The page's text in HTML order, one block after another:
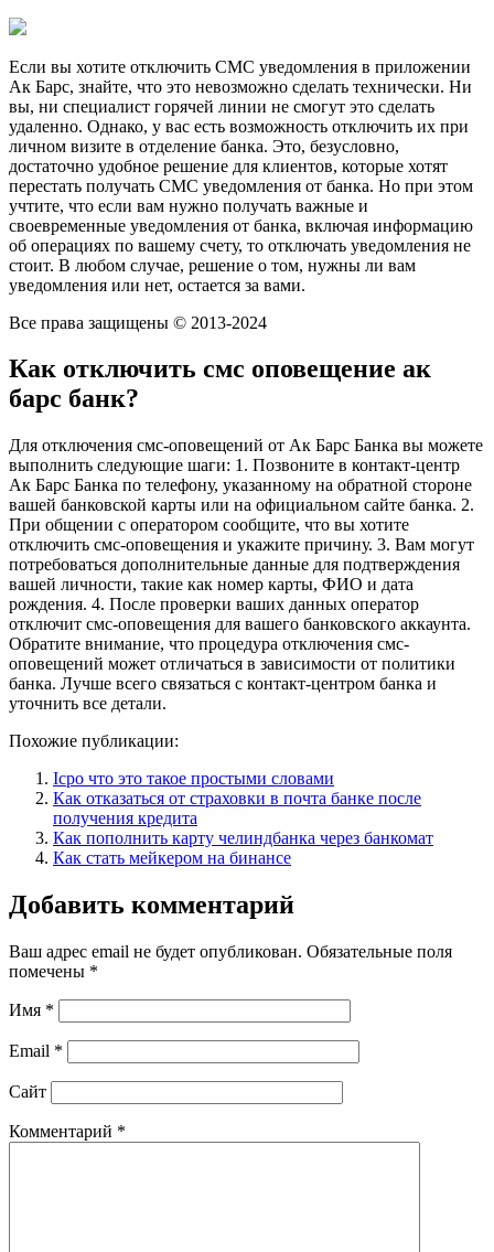
Если вы хотите отключить СМС уведомления в приложении
Ак Барс, знайте, что это невозможно сделать технически. Ни
вы, ни специалист горячей линии не смогут это сделать
удаленно. Однако, у вас есть возможность отключить их при
личном визите в отделение банка. Это, безусловно,
достаточно удобное решение для клиентов, которые хотят
перестать получать СМС уведомления от банка. Но при этом
учтите, что если вам нужно получать важные и
своевременные уведомления от банка, включая информацию
об операциях по вашему счету, то отключать уведомления не
стоит. В любом случае, решение о том, нужны ли вам
уведомления или нет, остается за вами.
Все права защищены © 2013-2024
Как отключить смс оповещение ак
барс банк?
Для отключения смс-оповещений от Ак Барс Банка вы можете
выполнить следующие шаги: 1. Позвоните в контакт-центр
Ак Барс Банка по телефону, указанному на обратной стороне
вашей банковской карты или на официальном сайте банка. 2.
При общении с оператором сообщите, что вы хотите
отключить смс-оповещения и укажите причину. 3. Вам могут
потребоваться дополнительные данные для подтверждения
вашей личности, такие как номер карты, ФИО и дата
рождения. 4. После проверки ваших данных оператор
отключит смс-оповещения для вашего банковского аккаунта.
Обратите внимание, что процедура отключения смс-
оповещений может отличаться в зависимости от политики
банка. Лучше всего связаться с контакт-центром банка и
уточнить все детали.
Похожие публикации:
Icpo что это такое простыми словами
Как отказаться от страховки в почта банке после
получения кредита
Как пополнить карту челиндбанка через банкомат
Как стать мейкером на бинансе
Добавить комментарий
Ваш адрес email не будет опубликован. Обязательные поля
помечены *
Имя *
Email *
Сайт
Комментарий *